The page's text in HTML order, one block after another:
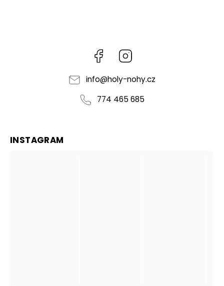
Facebook
info@holy-nohy.cz
774 465 685
INSTAGRAM